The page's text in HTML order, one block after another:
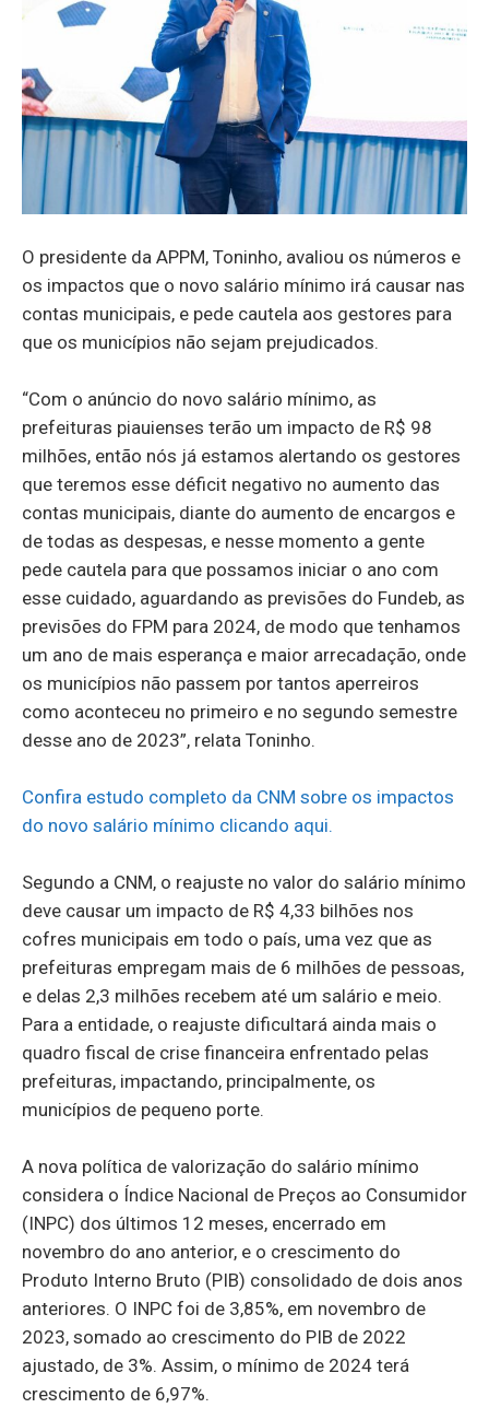
O presidente da APPM, Toninho, avaliou os números e
os impactos que o novo salário mínimo irá causar nas
contas municipais, e pede cautela aos gestores para
que os municípios não sejam prejudicados.
“Com o anúncio do novo salário mínimo, as
prefeituras piauienses terão um impacto de R$ 98
milhões, então nós já estamos alertando os gestores
que teremos esse déficit negativo no aumento das
contas municipais, diante do aumento de encargos e
de todas as despesas, e nesse momento a gente
pede cautela para que possamos iniciar o ano com
esse cuidado, aguardando as previsões do Fundeb, as
previsões do FPM para 2024, de modo que tenhamos
um ano de mais esperança e maior arrecadação, onde
os municípios não passem por tantos aperreiros
como aconteceu no primeiro e no segundo semestre
desse ano de 2023”, relata Toninho.
Confira estudo completo da CNM sobre os impactos
do novo salário mínimo clicando aqui.
Segundo a CNM, o reajuste no valor do salário mínimo
deve causar um impacto de R$ 4,33 bilhões nos
cofres municipais em todo o país, uma vez que as
prefeituras empregam mais de 6 milhões de pessoas,
e delas 2,3 milhões recebem até um salário e meio.
Para a entidade, o reajuste dificultará ainda mais o
quadro fiscal de crise financeira enfrentado pelas
prefeituras, impactando, principalmente, os
municípios de pequeno porte.
A nova política de valorização do salário mínimo
considera o Índice Nacional de Preços ao Consumidor
(INPC) dos últimos 12 meses, encerrado em
novembro do ano anterior, e o crescimento do
Produto Interno Bruto (PIB) consolidado de dois anos
anteriores. O INPC foi de 3,85%, em novembro de
2023, somado ao crescimento do PIB de 2022
ajustado, de 3%. Assim, o mínimo de 2024 terá
crescimento de 6,97%.